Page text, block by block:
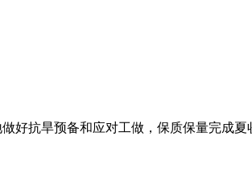
抗旱预备和应对工做，保质保量完成夏